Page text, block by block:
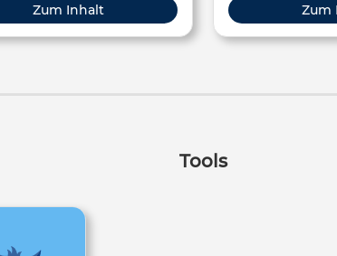
Zum Inhalt Zum
Tools